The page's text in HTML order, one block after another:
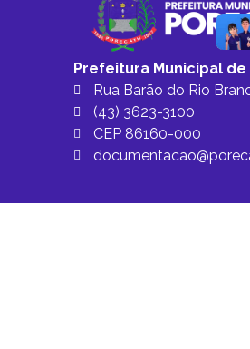
Prefeitura Municipal
Rua Barão do Rio
(43) 3623-3100
CEP 86160-000